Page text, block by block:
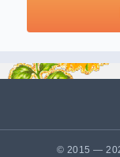
© 2015 —